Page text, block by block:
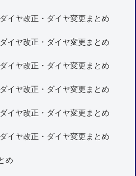
イヤ改正・ダイヤ変更まとめ
イヤ改正・ダイヤ変更まとめ
イヤ改正・ダイヤ変更まとめ
イヤ改正・ダイヤ変更まとめ
イヤ改正・ダイヤ変更まとめ
イヤ改正・ダイヤ変更まとめ
め